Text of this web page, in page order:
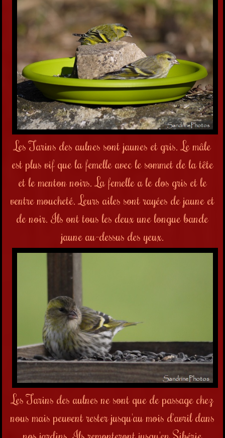
Les Tarins des aulnes sont jaunes et gris. Le mâle
est plus vif que la femelle avec le sommet de la tête
et le menton noirs. La femelle a le dos gris et le
ventre moucheté. Leurs ailes sont rayées de jaune et
de noir. Ils ont tous les deux une longue bande
jaune au-dessus des yeux.
Les Tarins des aulnes ne sont que de passage chez
nous mais peuvent rester jusqu'au mois d'avril dans